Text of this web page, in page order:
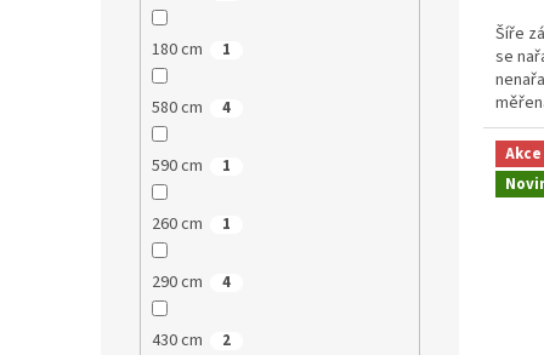
180 cm 1
580 cm 4
590 cm 1
260 cm 1
290 cm 4
430 cm 2
Šíře
se
Akce